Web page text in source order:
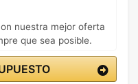
nuestra mejor oferta
que sea posible.